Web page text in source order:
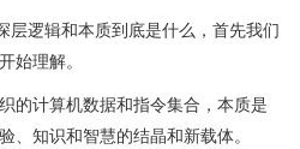
层逻辑和本质到底是什么，首先我们
始理解。
的计算机数据和指令集合，本质是
、知识和智慧的结晶和新载体。